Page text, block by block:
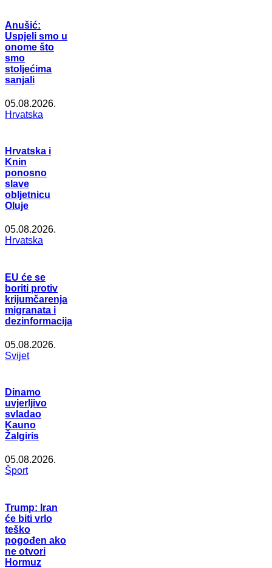
Anušić:
Uspjeli smo u
onome što
smo
stoljećima
sanjali
05.08.2026.
Hrvatska
Hrvatska i
Knin
ponosno
slave
obljetnicu
Oluje
05.08.2026.
Hrvatska
EU će se
boriti protiv
krijumčarenja
migranata i
dezinformacija
05.08.2026.
Svijet
Dinamo
uvjerljivo
svladao
Kauno
Žalgiris
05.08.2026.
Šport
Trump: Iran
će biti vrlo
teško
pogođen ako
ne otvori
Hormuz